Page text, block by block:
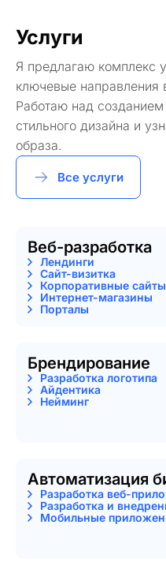
Услуги
Я предлагаю комплекс
ключевые направления
Работаю над
стильного дизайна и
образа.
Все услуги
Веб-разработка
Лендинги
Сайт-визитка
Корпоративные сайты
Интернет-магазины
Порталы
Брендирование
Разработка логотипа
Айдентика
Нейминг
Автоматизация
Разработка веб-
Разработка и
Мобильные